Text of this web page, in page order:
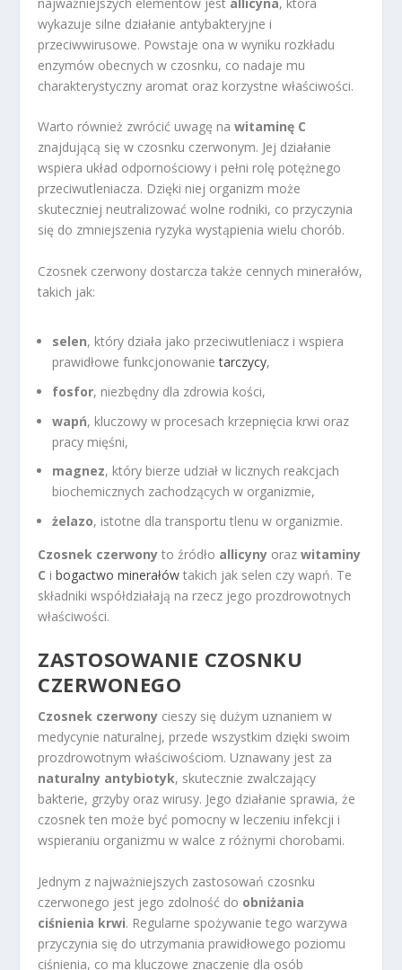
wykazuje silne działanie antybakteryjne i
przeciwwirusowe. Powstaje ona w wyniku rozkładu
enzymów obecnych w czosnku, co nadaje mu
charakterystyczny aromat oraz korzystne właściwości.
Warto również zwrócić uwagę nawitaminę C
znajdującą się w czosnku czerwonym. Jej działanie
wspiera układ odpornościowy i pełni rolę potężnego
przeciwutleniacza. Dzięki niej organizm może
skuteczniej neutralizować wolne rodniki, co przyczynia
się do zmniejszenia ryzyka wystąpienia wielu chorób.
Czosnek czerwony dostarcza także cennych minerałów,
takich jak:
selen, który działa jako przeciwutleniacz i wspiera
prawidłowe funkcjonowanietarczycy,
fosfor, niezbędny dla zdrowia kości,
wapń, kluczowy w procesach krzepnięcia krwi oraz
pracy mięśni,
magnez, który bierze udział w licznych reakcjach
biochemicznych zachodzących w organizmie,
żelazo, istotne dla transportu tlenu w organizmie.
Czosnek czerwony to źródło allicyny orazwitaminy
C ibogactwo minerałów takich jak selen czy wapń. Te
składniki współdziałają na rzecz jego prozdrowotnych
właściwości.
ZASTOSOWANIE CZOSNKU
CZERWONEGO
Czosnek czerwony cieszy się dużym uznaniem w
medycynie naturalnej, przede wszystkim dzięki swoim
prozdrowotnym właściwościom. Uznawany jest za
naturalny antybiotyk, skutecznie zwalczający
bakterie, grzyby oraz wirusy. Jego działanie sprawia, że
czosnek ten może być pomocny w leczeniu infekcji i
wspieraniu organizmu w walce z różnymi chorobami.
Jednym z najważniejszych zastosowań czosnku
czerwonego jest jego zdolność do obniżania
ciśnienia krwi. Regularne spożywanie tego warzywa
przyczynia się do utrzymania prawidłowego poziomu
ciśnienia, co ma kluczowe znaczenie dla osób